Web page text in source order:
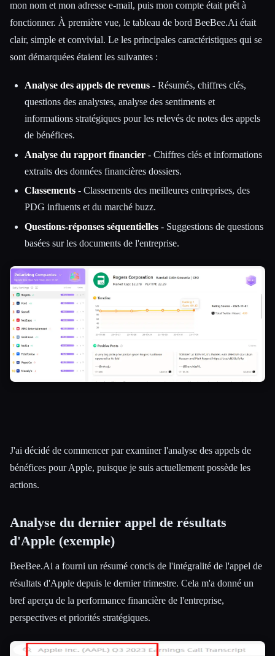
mon nom et mon adresse e-mail, puis mon compte était prêt à
fonctionner. À première vue, le tableau de bord BeeBee.Ai était
clair, simple et convivial. Le les principales caractéristiques qui se
sont démarquées étaient les suivantes :
Analyse des appels de revenus - Résumés, chiffres clés,
questions des analystes, analyse des sentiments et
informations stratégiques pour les relevés de notes des appels
de bénéfices.
Analyse du rapport financier - Chiffres clés et informations
extraits des données financières dossiers.
Classements - Classements des meilleures entreprises, des
PDG influents et du marché buzz.
Questions-réponses séquentielles - Suggestions de questions
basées sur les documents de l'entreprise.
J'ai décidé de commencer par examiner l'analyse des appels de
bénéfices pour Apple, puisque je suis actuellement possède les
actions.
Analyse du dernier appel de résultats
d'Apple (exemple)
BeeBee.Ai a fourni un résumé concis de l'intégralité de l'appel de
résultats d'Apple depuis le dernier trimestre. Cela m'a donné un
bref aperçu de la performance financière de l'entreprise,
perspectives et priorités stratégiques.